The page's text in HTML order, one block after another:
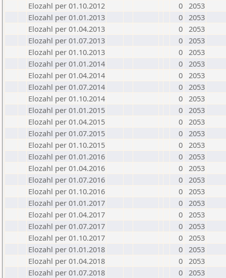
Elozahl per 01.10.2012
0 2053
Elozahl per 01.01.2013
0 2053
Elozahl per 01.04.2013
0 2053
Elozahl per 01.07.2013
0 2053
Elozahl per 01.10.2013
0 2053
Elozahl per 01.01.2014
0 2053
Elozahl per 01.04.2014
0 2053
Elozahl per 01.07.2014
0 2053
Elozahl per 01.10.2014
0 2053
Elozahl per 01.01.2015
0 2053
Elozahl per 01.04.2015
0 2053
Elozahl per 01.07.2015
0 2053
Elozahl per 01.10.2015
0 2053
Elozahl per 01.01.2016
0 2053
Elozahl per 01.04.2016
0 2053
Elozahl per 01.07.2016
0 2053
Elozahl per 01.10.2016
0 2053
Elozahl per 01.01.2017
0 2053
Elozahl per 01.04.2017
0 2053
Elozahl per 01.07.2017
0 2053
Elozahl per 01.10.2017
0 2053
Elozahl per 01.01.2018
0 2053
Elozahl per 01.04.2018
0 2053
Elozahl per 01.07.2018
0 2053